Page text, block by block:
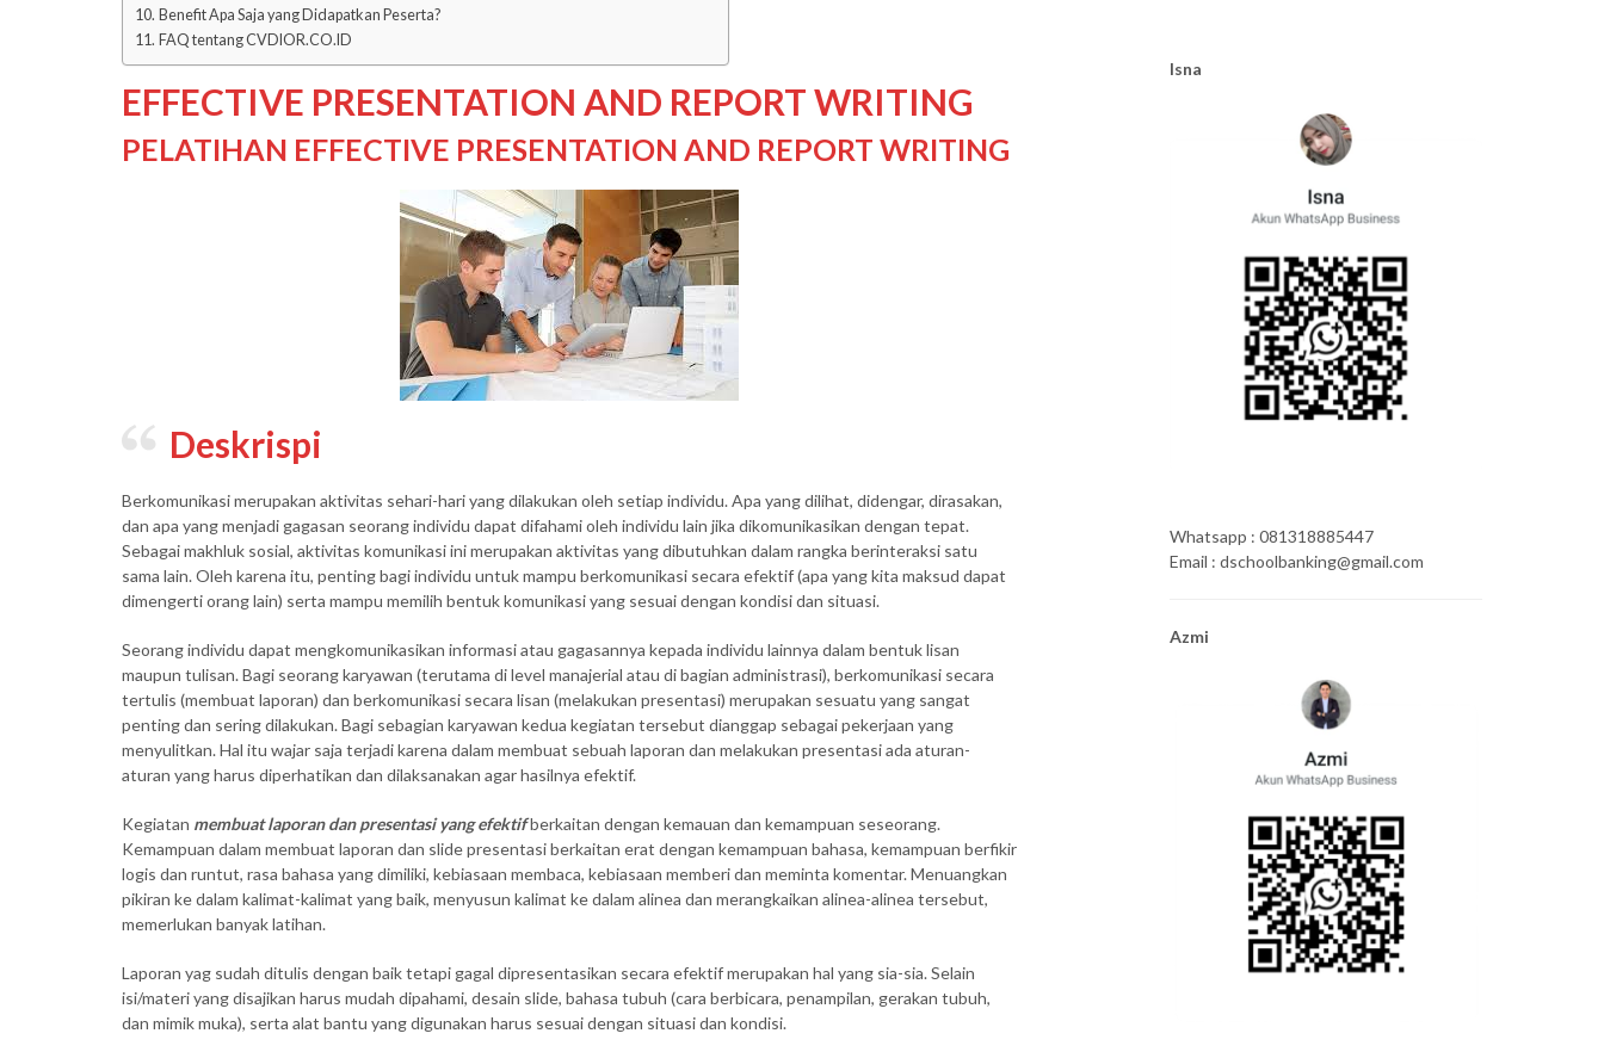
Benefit Apa Saja yang Didapatkan Peserta?
FAQ tentang CVDIOR.CO.ID
EFFECTIVE PRESENTATION AND REPORT WRITING
PELATIHAN EFFECTIVE PRESENTATION AND REPORT WRITING
Deskrispi
Berkomunikasi merupakan aktivitas sehari-hari yang dilakukan oleh setiap individu. Apa yang dilihat, didengar, dirasakan,
dan apa yang menjadi gagasan seorang individu dapat difahami oleh individu lain jika dikomunikasikan dengan tepat.
Sebagai makhluk sosial, aktivitas komunikasi ini merupakan aktivitas yang dibutuhkan dalam rangka berinteraksi satu
sama lain. Oleh karena itu, penting bagi individu untuk mampu berkomunikasi secara efektif (apa yang kita maksud dapat
dimengerti orang lain) serta mampu memilih bentuk komunikasi yang sesuai dengan kondisi dan situasi.
Seorang individu dapat mengkomunikasikan informasi atau gagasannya kepada individu lainnya dalam bentuk lisan
maupun tulisan. Bagi seorang karyawan (terutama di level manajerial atau di bagian administrasi), berkomunikasi secara
tertulis (membuat laporan) dan berkomunikasi secara lisan (melakukan presentasi) merupakan sesuatu yang sangat
penting dan sering dilakukan. Bagi sebagian karyawan kedua kegiatan tersebut dianggap sebagai pekerjaan yang
menyulitkan. Hal itu wajar saja terjadi karena dalam membuat sebuah laporan dan melakukan presentasi ada aturan-
aturan yang harus diperhatikan dan dilaksanakan agar hasilnya efektif.
Kegiatan membuat laporan dan presentasi yang efektifberkaitan dengan kemauan dan kemampuan seseorang.
Kemampuan dalam membuat laporan dan slide presentasi berkaitan erat dengan kemampuan bahasa, kemampuan berfikir
logis dan runtut, rasa bahasa yang dimiliki, kebiasaan membaca, kebiasaan memberi dan meminta komentar. Menuangkan
pikiran ke dalam kalimat-kalimat yang baik, menyusun kalimat ke dalam alinea dan merangkaikan alinea-alinea tersebut,
memerlukan banyak latihan.
Laporan yag sudah ditulis dengan baik tetapi gagal dipresentasikan secara efektif merupakan hal yang sia-sia. Selain
isi/materi yang disajikan harus mudah dipahami, desain slide, bahasa tubuh (cara berbicara, penampilan, gerakan tubuh,
dan mimik muka), serta alat bantu yang digunakan harus sesuai dengan situasi dan kondisi.
Isna
Whatsapp : 081318885447
Email : dschoolbanking@gmail.com
Azmi